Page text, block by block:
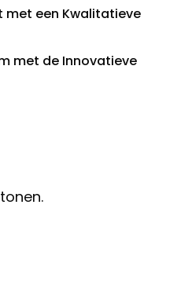
met een Kwalitatieve
met de Innovatieve